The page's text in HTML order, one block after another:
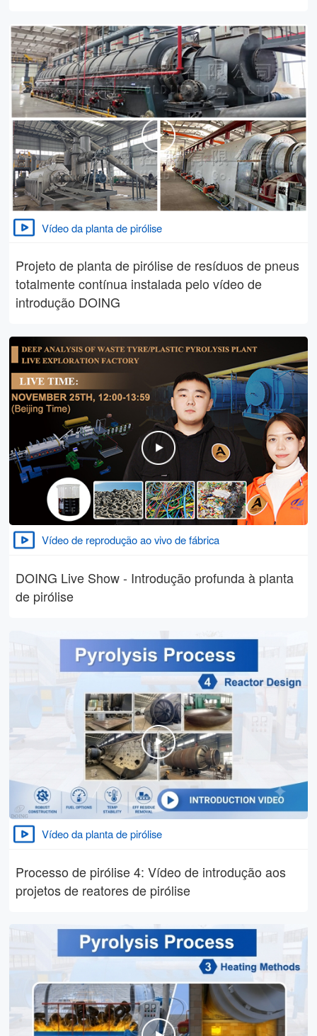
Vídeo da planta de pirólise
Projeto de planta de pirólise de resíduos de pneus
totalmente contínua instalada pelo vídeo de
introdução DOING
Vídeo de reprodução ao vivo de fábrica
DOING Live Show - Introdução profunda à planta
de pirólise
Vídeo da planta de pirólise
Processo de pirólise 4: Vídeo de introdução aos
projetos de reatores de pirólise